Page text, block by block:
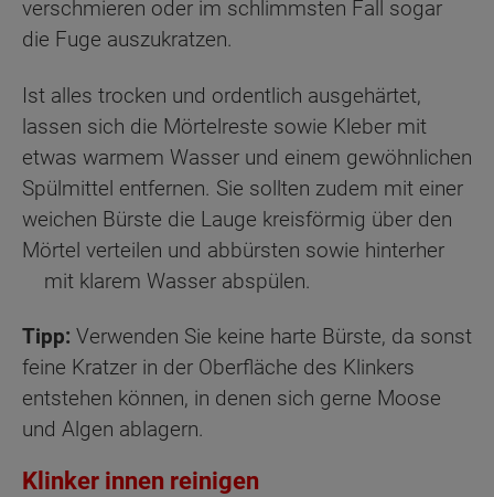
verschmieren oder im schlimmsten Fall sogar
die Fuge auszukratzen.
Ist alles trocken und ordentlich ausgehärtet,
lassen sich die Mörtelreste sowie Kleber mit
etwas warmem Wasser und einem gewöhnlichen
Spülmittel entfernen. Sie sollten zudem mit einer
weichen Bürste die Lauge kreisförmig über den
Mörtel verteilen und abbürsten sowie hinterher
mit klarem Wasser abspülen.
Tipp: Verwenden Sie keine harte Bürste, da sonst
feine Kratzer in der Oberfläche des Klinkers
entstehen können, in denen sich gerne Moose
und Algen ablagern.
Klinker innen reinigen